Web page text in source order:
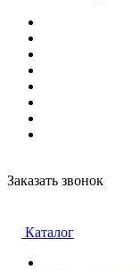
Заказать звонок
Каталог